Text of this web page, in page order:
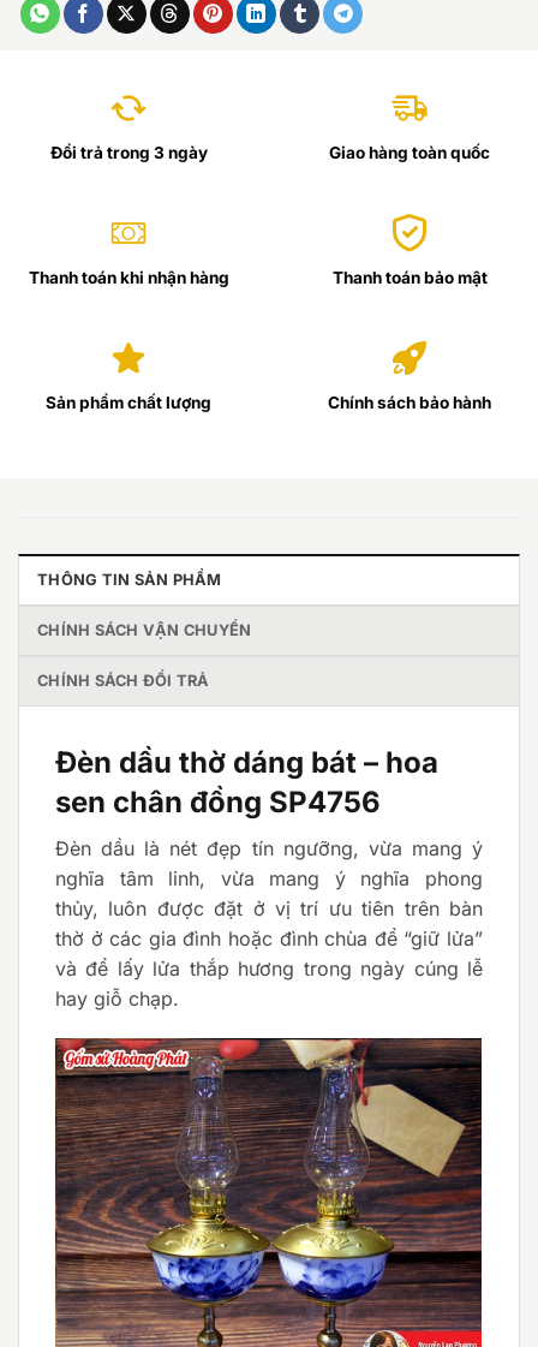
Đổi trả trong 3 ngày Giao hàng toàn quốc
Thanh toán khi nhận hàng Thanh toán bảo mật
Sản phẩm chất lượng Chính sách bảo hành
THÔNG TIN SẢN PHẨM
CHÍNH SÁCH VẬN CHUYỂN
CHÍNH SÁCH ĐỔI TRẢ
Đèn dầu thờ dáng bát – hoa
sen chân đồng SP4756
Đèn dầu là nét đẹp tín ngưỡng, vừa mang ý
nghĩa tâm linh, vừa mang ý nghĩa phong
thủy, luôn được đặt ở vị trí ưu tiên trên bàn
thờ ở các gia đình hoặc đình chùa để “giữ lửa”
và để lấy lửa thắp hương trong ngày cúng lễ
hay giỗ chạp.